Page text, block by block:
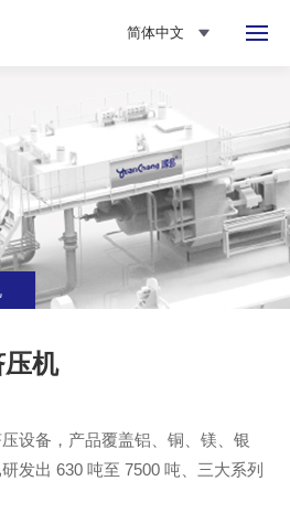
简体中文
机
设备，产品覆盖铝、铜、镁、银
发出 630 吨至 7500 吨、三大系列